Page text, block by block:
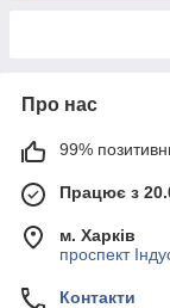
Про нас
99%
Працює з
м. Харків
проспект
Контакти